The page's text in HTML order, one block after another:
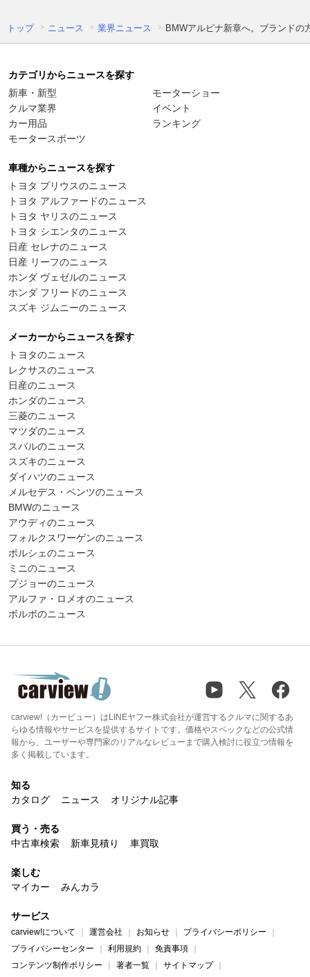
トップ ニュース 業界ニュース BMWアルピナ新章へ。ブランド
カテゴリからニュースを探す
新車・新型
クルマ業界
カー用品
モータースポーツ
モーターショー
イベント
ランキング
車種からニュースを探す
トヨタ プリウスのニュース
トヨタ アルファードのニュース
トヨタ ヤリスのニュース
トヨタ シエンタのニュース
日産 セレナのニュース
日産 リーフのニュース
ホンダ ヴェゼルのニュース
ホンダ フリードのニュース
スズキ ジムニーのニュース
メーカーからニュースを探す
トヨタのニュース
レクサスのニュース
日産のニュース
ホンダのニュース
三菱のニュース
マツダのニュース
スバルのニュース
スズキのニュース
ダイハツのニュース
メルセデス・ベンツのニュース
BMWのニュース
アウディのニュース
フォルクスワーゲンのニュース
ポルシェのニュース
ミニのニュース
プジョーのニュース
アルファ・ロメオのニュース
ボルボのニュース
carview!（カービュー）はLINEヤフー株式会社が運営するクルマに関するあ
らゆる情報やサービスを提供するサイトです。価格やスペックなどの公式情
報から、ユーザーや専門家のリアルなレビューまで購入検討に役立つ情報を
多く掲載しています。
知る
カタログ
ニュース オリジナル記事
買う・売る
中古車検索
新車見積り 車買取
楽しむ
マイカー
みんカラ
サービス
carview!について 運営会社 お知らせ
プライバシーポリシー
プライバシーセンター
利用規約
免責事項
コンテンツ制作ポリシー
著者一覧
サイトマップ